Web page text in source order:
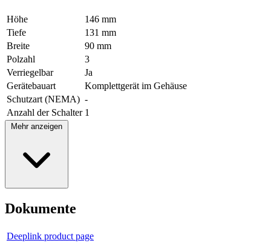
Höhe
146 mm
Tiefe
131 mm
Breite
90 mm
Polzahl
3
Verriegelbar
Ja
Gerätebauart
Komplettgerät im Gehäuse
Schutzart (NEMA) -
Anzahl der Schalter 1
Mehr anzeigen
Dokumente
Deeplink product page